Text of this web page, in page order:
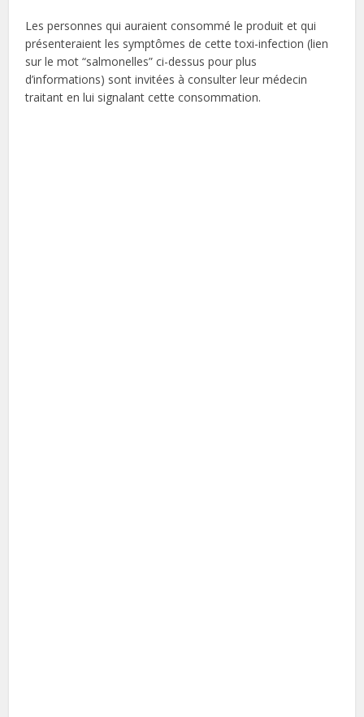
Les personnes qui auraient consommé le produit et qui
présenteraient les symptômes de cette toxi-infection (lien
sur le mot “salmonelles” ci-dessus pour plus
d’informations) sont invitées à consulter leur médecin
traitant en lui signalant cette consommation.